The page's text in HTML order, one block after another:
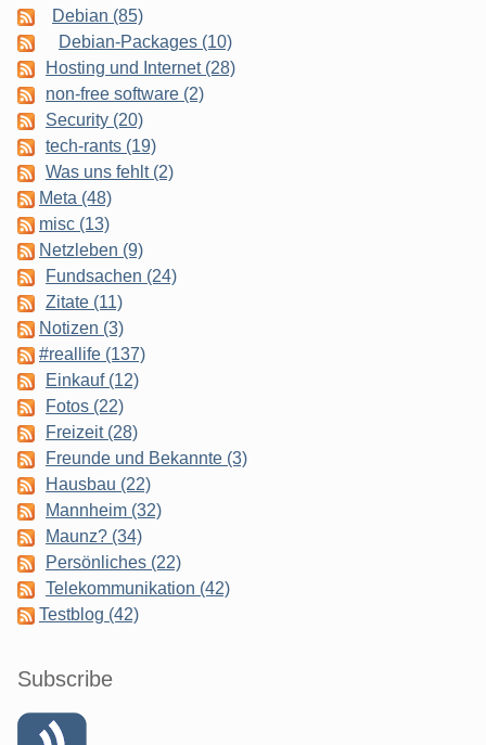
Debian (85)
Debian-Packages (10)
Hosting und Internet (28)
non-free software (2)
Security (20)
tech-rants (19)
Was uns fehlt (2)
Meta (48)
misc (13)
Netzleben (9)
Fundsachen (24)
Zitate (11)
Notizen (3)
#reallife (137)
Einkauf (12)
Fotos (22)
Freizeit (28)
Freunde und Bekannte (3)
Hausbau (22)
Mannheim (32)
Maunz? (34)
Persönliches (22)
Telekommunikation (42)
Testblog (42)
Subscribe